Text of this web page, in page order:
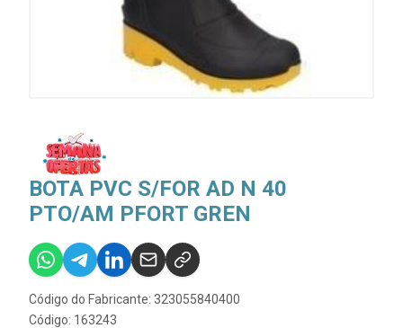
BOTA PVC S/FOR AD N 40
PTO/AM PFORT GREN
Código do Fabricante: 323055840400
Código: 163243